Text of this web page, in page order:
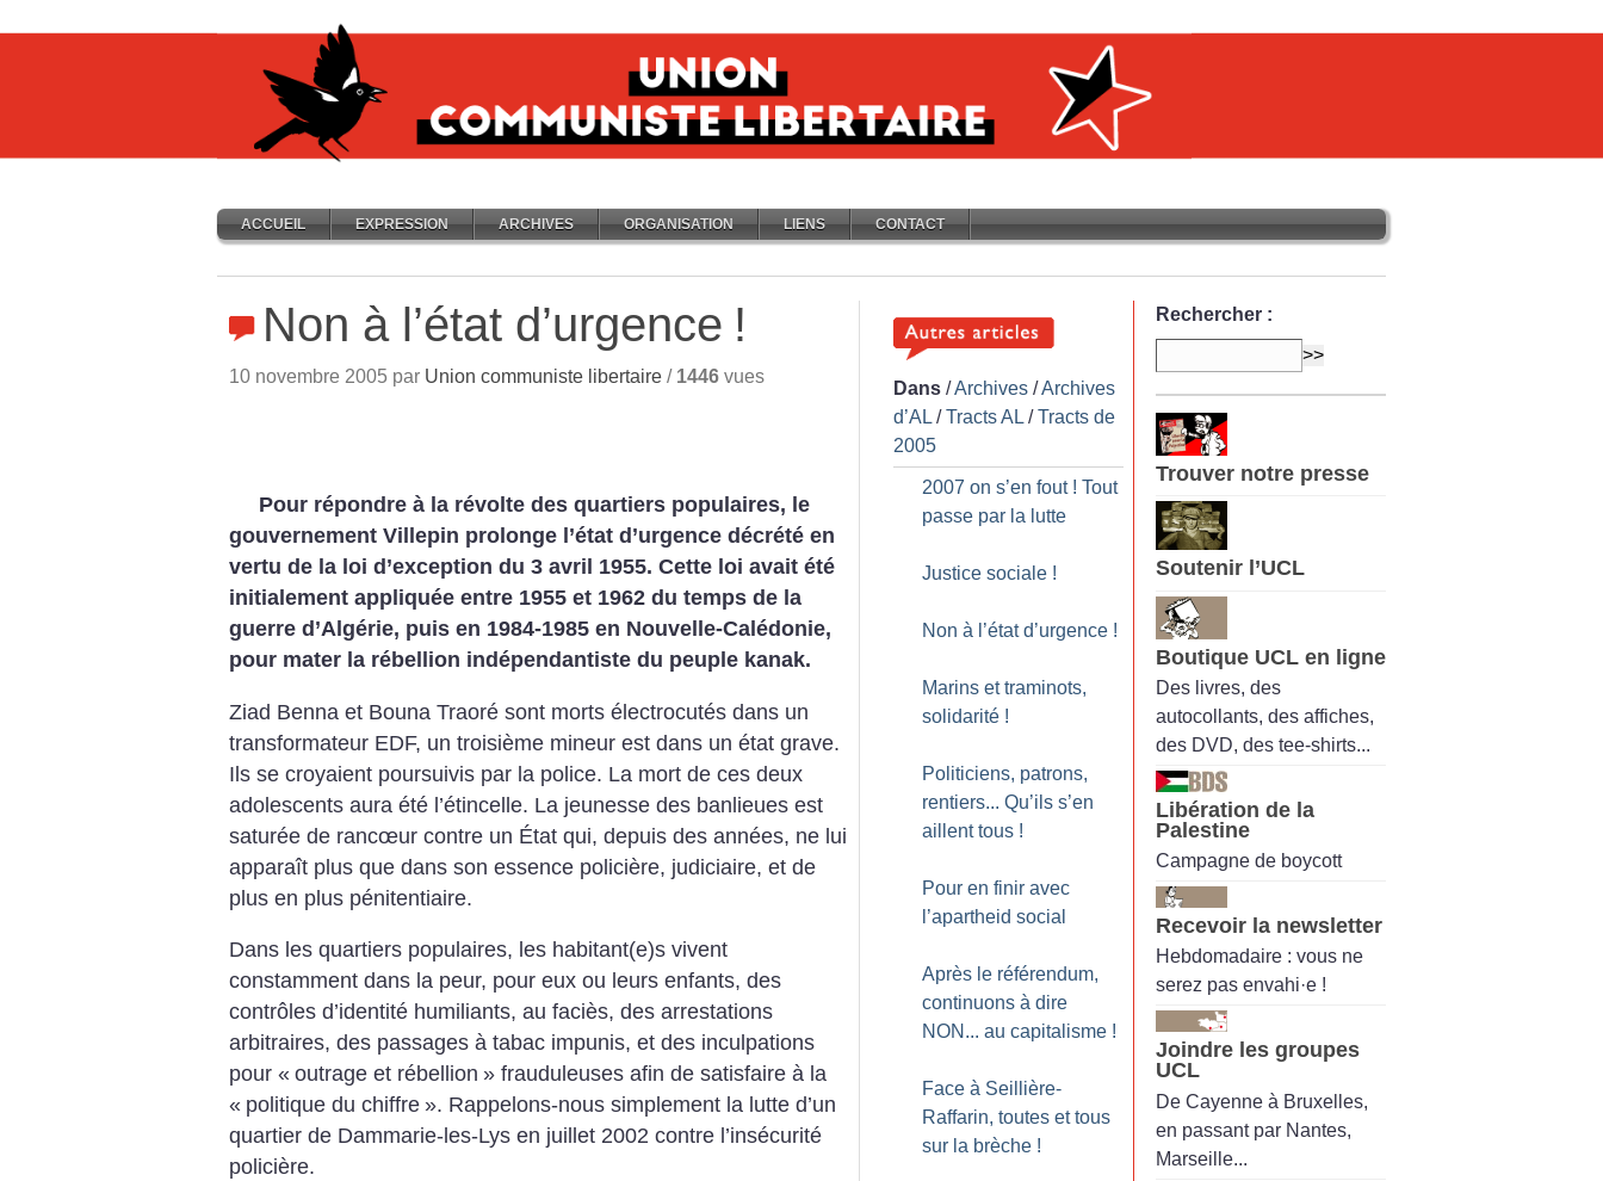
ACCUEIL EXPRESSION ARCHIVES ORGANISATION LIENS CONTACT
Non à l’état d’urgence !
10 novembre 2005 par Union communiste libertaire / 1446 vues
Pour répondre à la révolte des quartiers populaires, le
gouvernement Villepin prolonge l’état d’urgence décrété en
vertu de la loi d’exception du 3 avril 1955. Cette loi avait été
initialement appliquée entre 1955 et 1962 du temps de la
guerre d’Algérie, puis en 1984-1985 en Nouvelle-Calédonie,
pour mater la rébellion indépendantiste du peuple kanak.
Ziad Benna et Bouna Traoré sont morts électrocutés dans un
transformateur EDF, un troisième mineur est dans un état grave.
Ils se croyaient poursuivis par la police. La mort de ces deux
adolescents aura été l’étincelle. La jeunesse des banlieues est
saturée de rancœur contre un État qui, depuis des années, ne lui
apparaît plus que dans son essence policière, judiciaire, et de
plus en plus pénitentiaire.
Dans les quartiers populaires, les habitant(e)s vivent
constamment dans la peur, pour eux ou leurs enfants, des
contrôles d’identité humiliants, au faciès, des arrestations
arbitraires, des passages à tabac impunis, et des inculpations
pour « outrage et rébellion » frauduleuses afin de satisfaire à la
« politique du chiffre ». Rappelons-nous simplement la lutte d’un
quartier de Dammarie-les-Lys en juillet 2002 contre l’insécurité
policière.
Dans /Archives /Archives
d’AL /Tracts AL /Tracts de
2005
2007 on s’en fout ! Tout
passe par la lutte
Justice sociale !
Non à l’état d’urgence !
Marins et traminots,
solidarité !
Politiciens, patrons,
rentiers... Qu’ils s’en
aillent tous !
Pour en finir avec
l’apartheid social
Après le référendum,
continuons à dire
NON... au capitalisme !
Face à Seillière-
Raffarin, toutes et tous
sur la brèche !
Rechercher :
Trouver notre presse
Soutenir l’UCL
Boutique UCL en ligne
Des livres, des
autocollants, des affiches,
des DVD, des tee-shirts...
Libération de la
Palestine
Campagne de boycott
Recevoir la newsletter
Hebdomadaire : vous ne
serez pas envahi·e !
Joindre les groupes
UCL
De Cayenne à Bruxelles,
en passant par Nantes,
Marseille...